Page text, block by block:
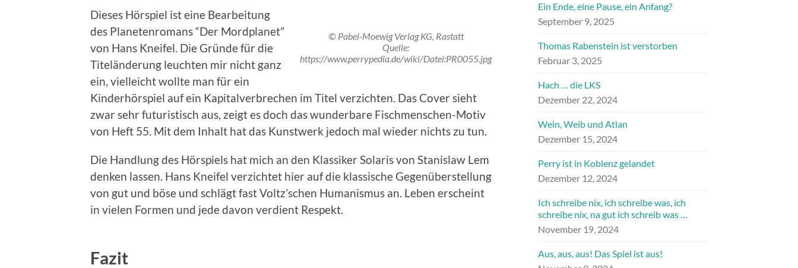
© Pabel-Moewig Verlag KG, Rastatt
Quelle:
https://www.perrypedia.de/wiki/Datei:PR0055.jpg
Dieses Hörspiel ist eine Bearbeitung
des Planetenromans “Der Mordplanet”
von Hans Kneifel. Die Gründe für die
Titeländerung leuchten mir nicht ganz
ein, vielleicht wollte man für ein
Kinderhörspiel auf ein Kapitalverbrechen im Titel verzichten. Das Cover sieht
zwar sehr futuristisch aus, zeigt es doch das wunderbare Fischmenschen-Motiv
von Heft 55. Mit dem Inhalt hat das Kunstwerk jedoch mal wieder nichts zu tun.
Die Handlung des Hörspiels hat mich an den Klassiker Solaris von Stanislaw Lem
denken lassen. Hans Kneifel verzichtet hier auf die klassische Gegenüberstellung
von gut und böse und schlägt fast Voltz’schen Humanismus an. Leben erscheint
in vielen Formen und jede davon verdient Respekt.
Fazit
Ein Ende, eine Pause, ein Anfang?
September 9, 2025
Thomas Rabenstein ist verstorben
Februar 3, 2025
Hach … die LKS
Dezember 22, 2024
Wein, Weib und Atlan
Dezember 15, 2024
Perry ist in Koblenz gelandet
Dezember 12, 2024
Ich schreibe nix, ich schreibe was, ich
schreibe nix, na gut ich schreib was …
November 19, 2024
Aus, aus, aus! Das Spiel ist aus!